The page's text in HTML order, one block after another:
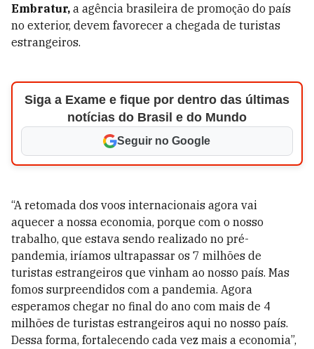
Embratur, a agência brasileira de promoção do país
no exterior, devem favorecer a chegada de turistas
estrangeiros.
Siga a Exame e fique por dentro das últimas
notícias do Brasil e do Mundo
Seguir no Google
“A retomada dos voos internacionais agora vai
aquecer a nossa economia, porque com o nosso
trabalho, que estava sendo realizado no pré-
pandemia, iríamos ultrapassar os 7 milhões de
turistas estrangeiros que vinham ao nosso país. Mas
fomos surpreendidos com a pandemia. Agora
esperamos chegar no final do ano com mais de 4
milhões de turistas estrangeiros aqui no nosso país.
Dessa forma, fortalecendo cada vez mais a economia”,